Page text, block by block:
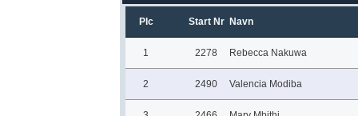
Plc Start Nr Navn
1 2278 Rebecca Nakuwa
2 2490 Valencia Modiba